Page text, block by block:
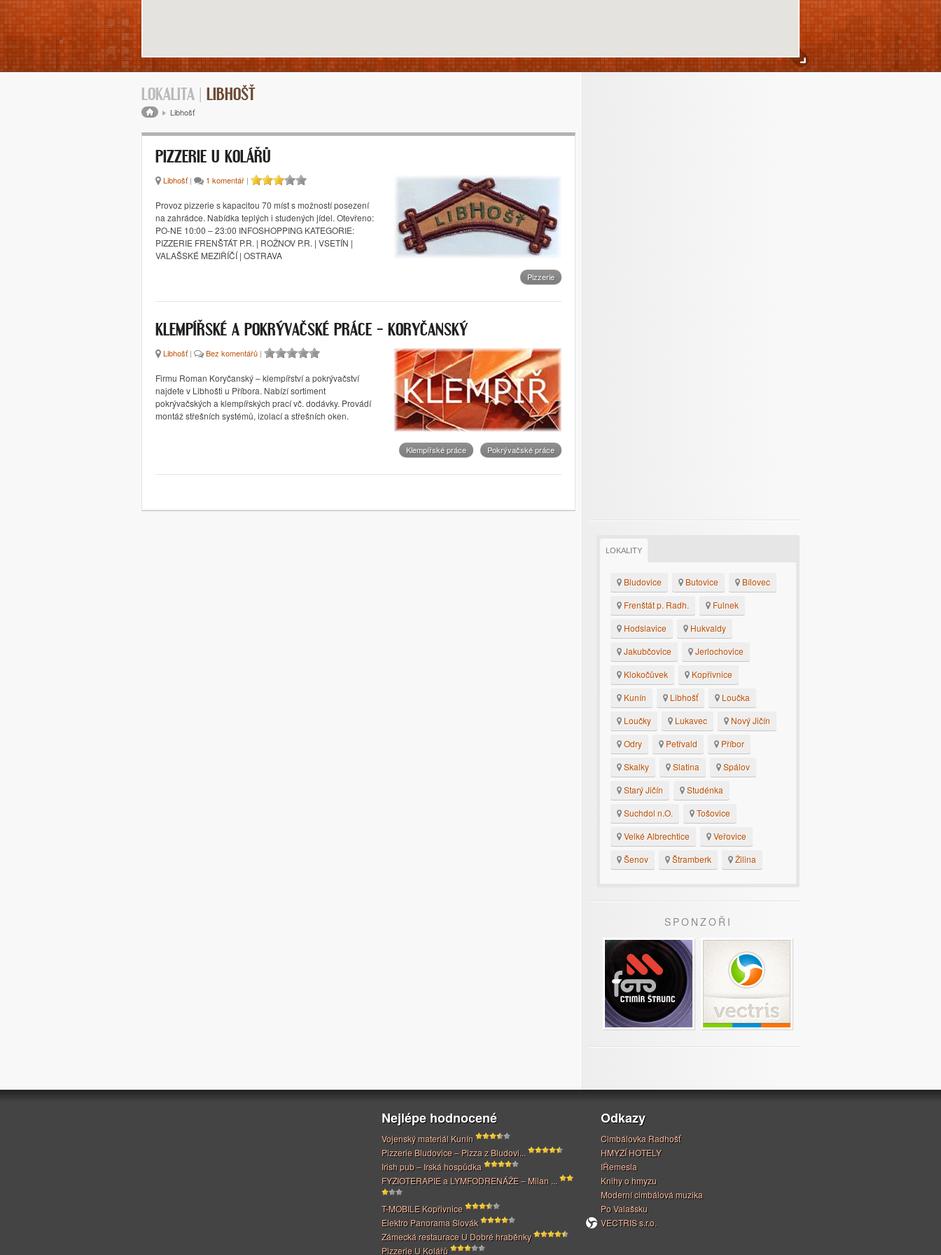
LOKALITA | LIBHOŠŤ
Drobečková navigace
Libhošť
PIZZERIE U KOLÁŘŮ
Pizzerie
Libhošť| 1 komentář |
Provoz pizzerie s kapacitou 70 míst s možností posezení
na zahrádce. Nabídka teplých i studených jídel. Otevřeno:
PO-NE 10:00 – 23:00 INFOSHOPPING KATEGORIE:
PIZZERIE FRENŠTÁT P.R. | ROŽNOV P.R. | VSETÍN |
VALAŠSKÉ MEZIŘÍČÍ | OSTRAVA
KLEMPÍŘSKÉ A POKRÝVAČSKÉ PRÁCE – KORYČANSKÝ
Klempířské práce Pokrývačské práce
Libhošť| Bez komentářů |
Firmu Roman Koryčanský – klempířství a pokrývačství
najdete v Libhošti u Příbora. Nabízí sortiment
pokrývačských a klempířských prací vč. dodávky. Provádí
montáž střešních systémů, izolací a střešních oken.
LOKALITY
Bludovice Butovice
Bílovec
Frenštát p. Radh.
Fulnek
Hodslavice
Hukvaldy
Jakubčovice
Jerlochovice
Klokočůvek
Kopřivnice
Kunín
Libhošť
Loučka
Loučky
Lukavec
Nový Jičín
Odry
Petřvald
Příbor
Skalky
Slatina
Spálov
Starý Jičín
Studénka
Suchdol n.O.
Tošovice
Velké Albrechtice
Veřovice
Šenov
Štramberk Žilina
SPONZOŘI
Nejlépe hodnocené
Vojenský materiál Kunín
Pizzerie Bludovice – Pizza z Bludovi...
Irish pub – Irská hospůdka
FYZIOTERAPIE a LYMFODRENÁŽE – Milan ...
T-MOBILE Kopřivnice
Elektro Panorama Slovák
Zámecká restaurace U Dobré hraběnky
Pizzerie U Kolářů
Odkazy
Cimbálovka Radhošť
HMYZÍ HOTELY
IŘemesla
Knihy o hmyzu
Moderní cimbálová muzika
Po Valašsku
VECTRIS s.r.o.